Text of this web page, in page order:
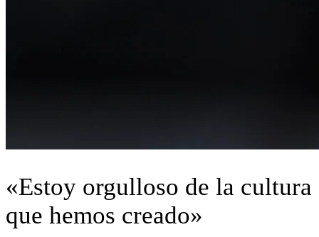
«Estoy orgulloso de la cultura
que hemos creado»